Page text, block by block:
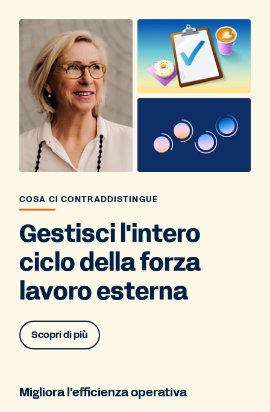
COSA CI CONTRADDISTINGUE
Gestisci l'intero
ciclo della forza
lavoro esterna
Scopri di più
Migliora l'efficienza operativa